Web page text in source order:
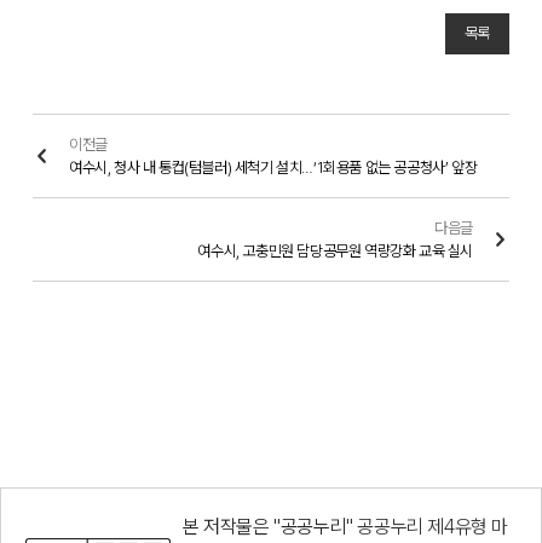
목록
이전글
여수시, 청사 내 통컵(텀블러) 세척기 설치…‘1회용품 없는 공공청사’ 앞장
다음글
여수시, 고충민원 담당공무원 역량강화 교육 실시
본 저작물은 "공공누리"공공누리 제4유형 마